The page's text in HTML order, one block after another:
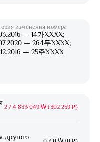
изменения номера
— 14가XXXX;
— 264두XXXX;
— 25주XXXX
2 / 4 833 049 ₩ (302 259 ₽)
другого